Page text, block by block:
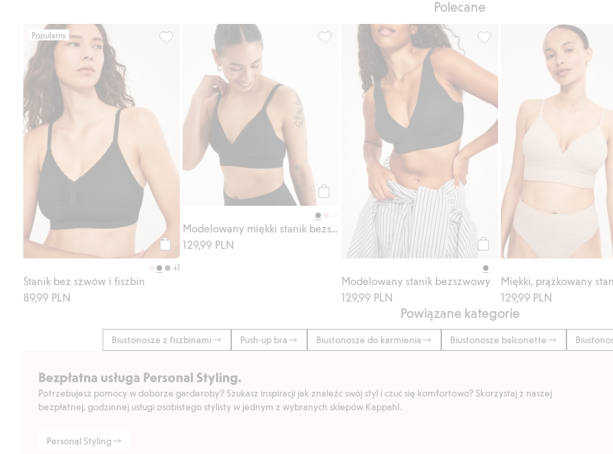
Polecane
Popularny
Kup
+1
Stanik bez szwów i fiszbin
89,99 PLN
Stanik bez szwów i fiszbin, Dodaj do listy ulubione
Kup
Modelowany miękki stanik bezszwowy
129,99 PLN
Modelowany miękki stanik bezszwowy, Dodaj do listy ulubione
Kup
Modelowany stanik bezszwowy
129,99 PLN
Modelowany stanik
129,99 PLN
Powiązane kategorie
Biustonosze z fiszbinami Push-up bra Biustonosze do karmienia Biustonosze balconette
Bezpłatna usługa Personal Styling.
Potrzebujesz pomocy w doborze garderoby? Szukasz inspiracji jak znaleźć swój styl i czuć się komfortowo? Skorzystaj z naszej
bezpłatnej, godzinnej usługi osobistego stylisty w jednym z wybranych sklepów Kappahl.
Personal Styling